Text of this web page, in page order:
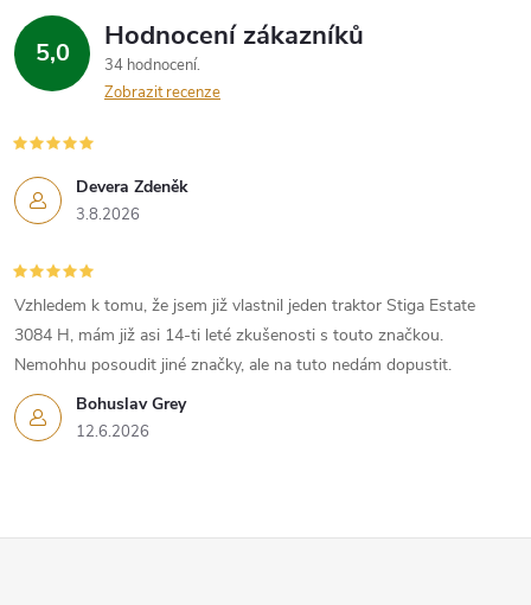
5,0 Hodnocení zákazníků
34 hodnocení
Zobrazit recenze
Devera Zdeněk
3.8.2026
Bohuslav Grey
12.6.2026
Vzhledem k tomu, že jsem již vlastnil jeden traktor Stiga Estate
3084 H, mám již asi 14-ti leté zkušenosti s touto značkou.
Nemohhu posoudit jiné značky, ale na tuto nedám dopustit.